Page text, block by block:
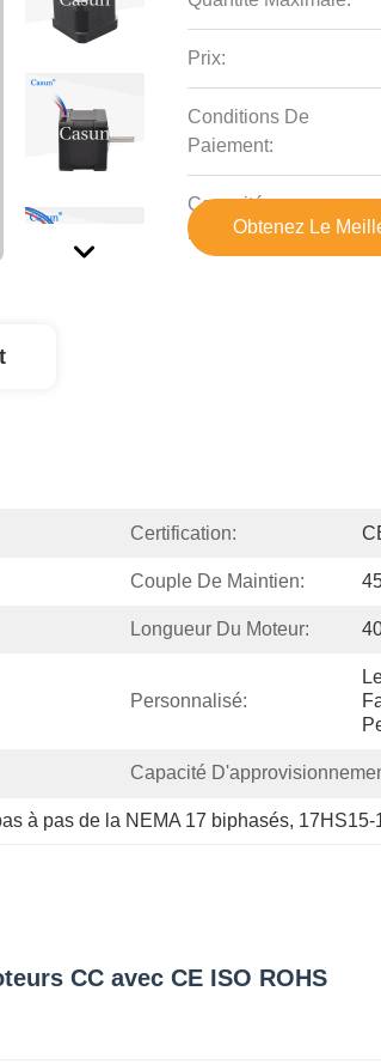
Prix:
Conditions De
Paiement:
Capacité
D'approvisionnement:
Obtenez Le
Certification:
Couple De Maintien:
Longueur Du Moteur:
Personnalisé:
Capacité
à pas de la NEMA 17 biphasés, 17HS15-
CC avec CE ISO ROHS